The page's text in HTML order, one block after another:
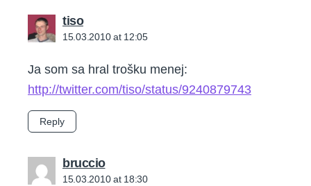
tisosays:
15.03.2010 at 12:05
Ja som sa hral trošku menej:
http://twitter.com/tiso/status/9240879743
Reply
brucciosays:
15.03.2010 at 18:30